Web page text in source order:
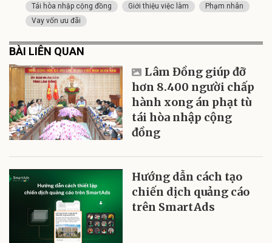
Tái hòa nhập cộng đồng
Giới thiệu việc làm
Phạm nhân
Vay vốn ưu đãi
BÀI LIÊN QUAN
Lâm Đồng giúp đỡ
hơn 8.400 người chấp
hành xong án phạt tù
tái hòa nhập cộng
đồng
Hướng dẫn cách tạo
chiến dịch quảng cáo
trên SmartAds